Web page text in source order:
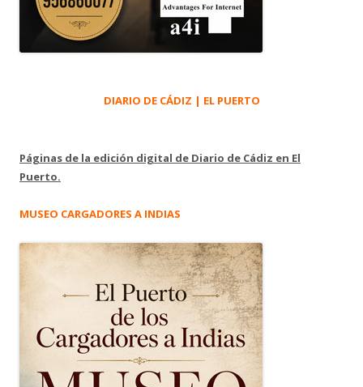
DIARIO DE CÁDIZ | EL PUERTO
Páginas de la edición digital de Diario de Cádiz en El
Puerto.
MUSEO CARGADORES A INDIAS